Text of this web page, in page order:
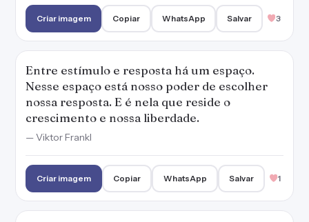
Criar imagem Copiar WhatsApp Salvar 3
Entre estímulo e resposta há um espaço.
Nesse espaço está nosso poder de escolher
nossa resposta. E é nela que reside o
crescimento e nossa liberdade.
— Viktor Frankl
Criar imagem Copiar WhatsApp Salvar 1